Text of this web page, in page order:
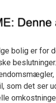
bolig er for
som det ser